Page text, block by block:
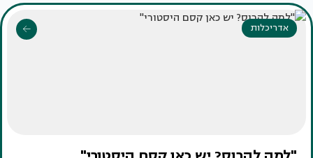
אדריכלות